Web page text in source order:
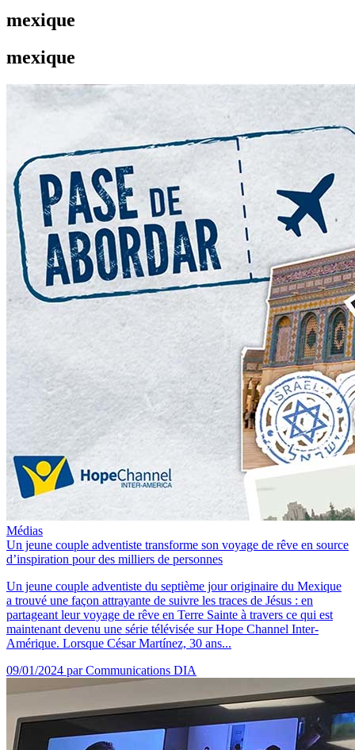
mexique
mexique
Médias
Un jeune couple adventiste transforme son voyage de rêve en source
d’inspiration pour des milliers de personnes
Un jeune couple adventiste du septième jour originaire du Mexique
a trouvé une façon attrayante de suivre les traces de Jésus : en
partageant leur voyage de rêve en Terre Sainte à travers ce qui est
maintenant devenu une série télévisée sur Hope Channel Inter-
Amérique. Lorsque César Martínez, 30 ans...
09/01/2024 par Communications DIA